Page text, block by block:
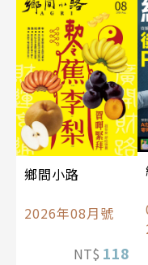
鄉間小路
2026年08月號
NT$ 118